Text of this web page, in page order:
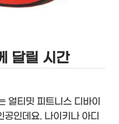
달릴 시간
얼티밋 피트니스 디바이
공인데요. 나이키나 아디